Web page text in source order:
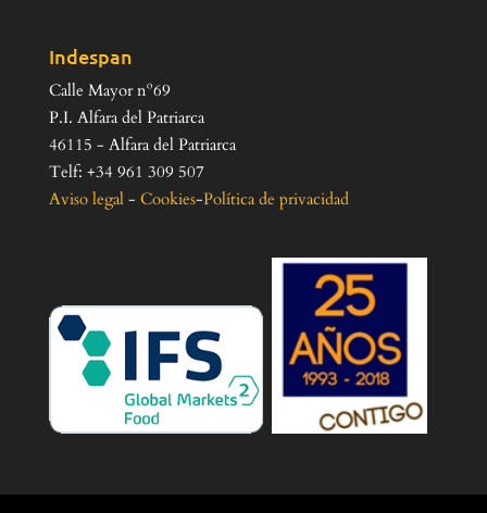
Indespan
Calle Mayor nº69
P.I. Alfara del Patriarca
46115 - Alfara del Patriarca
Telf: +34 961 309 507
Aviso legal- Cookies-Política de privacidad